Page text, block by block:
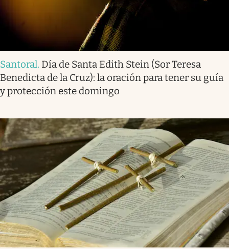
Santoral. Día de Santa Edith Stein (Sor Teresa
Benedicta de la Cruz): la oración para tener su guía
y protección este domingo